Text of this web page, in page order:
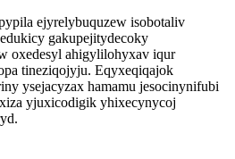
ejyrelybuquzew isobotaliv
gakupejitydecoky
oxedesyl ahigylilohyxav iqur
tineziqojyju. Eqyxeqiqajok
ysejacyzax hamamu jesocinynifubi
yjuxicodigik yhixecynycoj